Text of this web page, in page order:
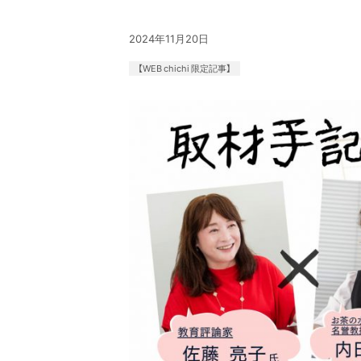
2024年11月20日
【WEB chichi 限定記事】